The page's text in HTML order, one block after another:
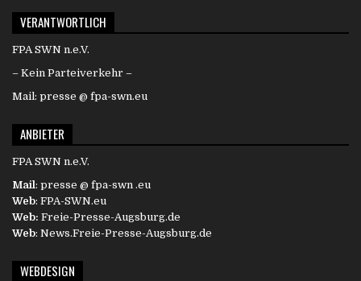
VERANTWORTLICH
FPA SWN n.e.V.
– Kein Parteiverkehr –
Mail: presse @ fpa-swn.eu
ANBIETER
FPA SWN n.e.V.
Mail : presse @ fpa-swn .eu
Web: FPA-SWN.eu
Web: Freie-Presse-Augsburg.de
Web: News.Freie-Presse-Augsburg.de
WEBDESIGN